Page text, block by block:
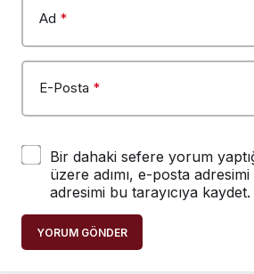
Ad *
E-Posta *
Bir dahaki sefere yorum
üzere adımı, e-posta
adresimi bu tarayıcıya kaydet.
YORUM GÖNDER